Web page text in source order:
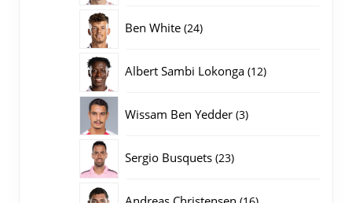
Ben White 2424
Albert Sambi Lokonga 1212
Wissam Ben Yedder 33
Sergio Busquets 2323
16